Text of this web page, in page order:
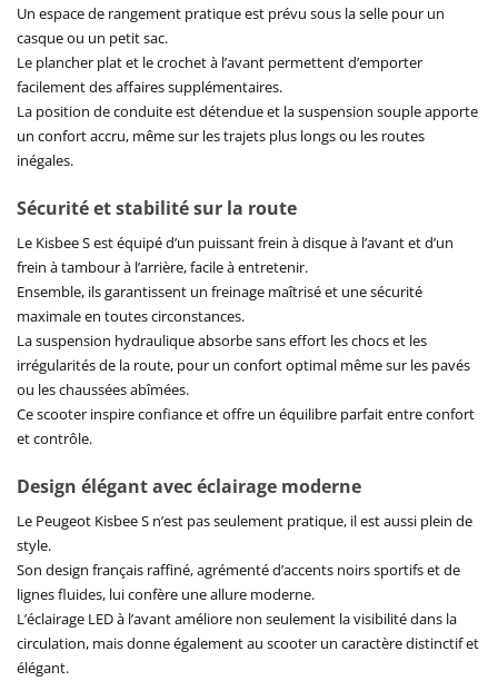
Un espace de rangement pratique est prévu sous la selle pour un
casque ou un petit sac.
Le plancher plat et le crochet à l’avant permettent d’emporter
facilement des affaires supplémentaires.
La position de conduite est détendue et la suspension souple apporte
un confort accru, même sur les trajets plus longs ou les routes
inégales.
Sécurité et stabilité sur la route
Le Kisbee S est équipé d’un puissant frein à disque à l’avant et d’un
frein à tambour à l’arrière, facile à entretenir.
Ensemble, ils garantissent un freinage maîtrisé et une sécurité
maximale en toutes circonstances.
La suspension hydraulique absorbe sans effort les chocs et les
irrégularités de la route, pour un confort optimal même sur les pavés
ou les chaussées abîmées.
Ce scooter inspire confiance et offre un équilibre parfait entre confort
et contrôle.
Design élégant avec éclairage moderne
Le Peugeot Kisbee S n’est pas seulement pratique, il est aussi plein de
style.
Son design français raffiné, agrémenté d’accents noirs sportifs et de
lignes fluides, lui confère une allure moderne.
L’éclairage LED à l’avant améliore non seulement la visibilité dans la
circulation, mais donne également au scooter un caractère distinctif et
élégant.